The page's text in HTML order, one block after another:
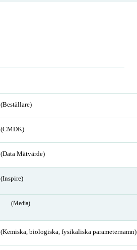
(Beställare)
(CMDK)
(Data Mätvärde)
(Inspire)
(Media)
(Kemiska, biologiska, fysikaliska parameternamn)